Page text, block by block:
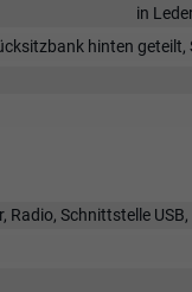
in
hinten
Radio, Schnittstelle